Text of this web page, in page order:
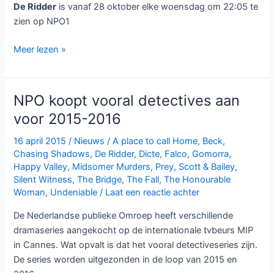
De Ridder is vanaf 28 oktober elke woensdag om 22:05 te
zien op NPO1
Vlaamse
De
Ridder
bij
NPO1
Meer lezen »
NPO koopt vooral detectives aan
voor 2015-2016
16 april 2015/ Nieuws /A place to call Home, Beck,
Chasing Shadows, De Ridder, Dicte, Falco,Gomorra,
Happy Valley, Midsomer Murders, Prey, Scott & Bailey,
Silent Witness,The Bridge,The Fall,The Honourable
Woman, Undeniable / Laat een reactie achter
De Nederlandse publieke Omroep heeft verschillende
dramaseries aangekocht op de internationale tvbeurs MIP
in Cannes. Wat opvalt is dat het vooral detectiveseries zijn.
De series worden uitgezonden in de loop van 2015 en